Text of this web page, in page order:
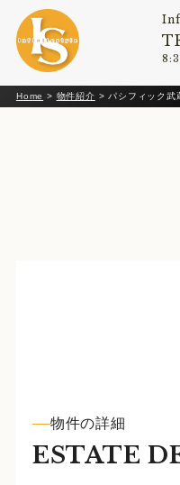
Home > 物件紹介 > パシフィック武
物件の詳細
ESTATE